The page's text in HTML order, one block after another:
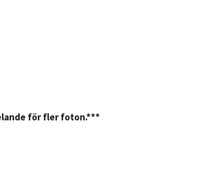
för fler foton.***